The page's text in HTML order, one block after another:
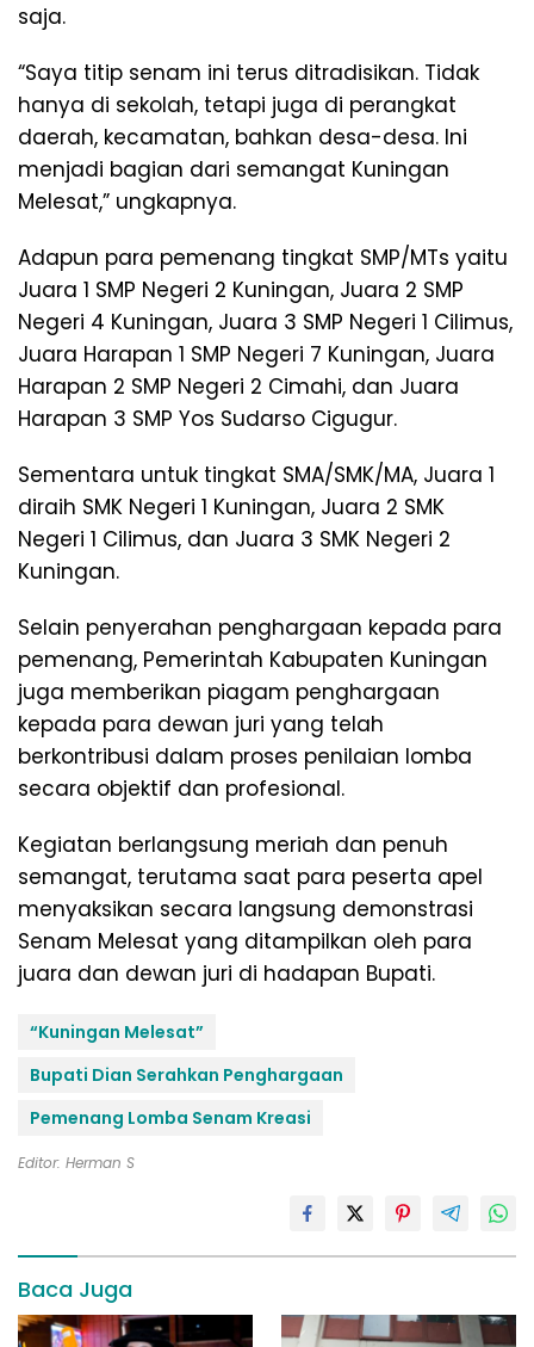
saja.
“Saya titip senam ini terus ditradisikan. Tidak
hanya di sekolah, tetapi juga di perangkat
daerah, kecamatan, bahkan desa-desa. Ini
menjadi bagian dari semangat Kuningan
Melesat,” ungkapnya.
Adapun para pemenang tingkat SMP/MTs yaitu
Juara 1 SMP Negeri 2 Kuningan, Juara 2 SMP
Negeri 4 Kuningan, Juara 3 SMP Negeri 1 Cilimus,
Juara Harapan 1 SMP Negeri 7 Kuningan, Juara
Harapan 2 SMP Negeri 2 Cimahi, dan Juara
Harapan 3 SMP Yos Sudarso Cigugur.
Sementara untuk tingkat SMA/SMK/MA, Juara 1
diraih SMK Negeri 1 Kuningan, Juara 2 SMK
Negeri 1 Cilimus, dan Juara 3 SMK Negeri 2
Kuningan.
Selain penyerahan penghargaan kepada para
pemenang, Pemerintah Kabupaten Kuningan
juga memberikan piagam penghargaan
kepada para dewan juri yang telah
berkontribusi dalam proses penilaian lomba
secara objektif dan profesional.
Kegiatan berlangsung meriah dan penuh
semangat, terutama saat para peserta apel
menyaksikan secara langsung demonstrasi
Senam Melesat yang ditampilkan oleh para
juara dan dewan juri di hadapan Bupati.
“Kuningan Melesat”
Bupati Dian Serahkan Penghargaan
Pemenang Lomba Senam Kreasi
Editor: Herman S
Baca Juga